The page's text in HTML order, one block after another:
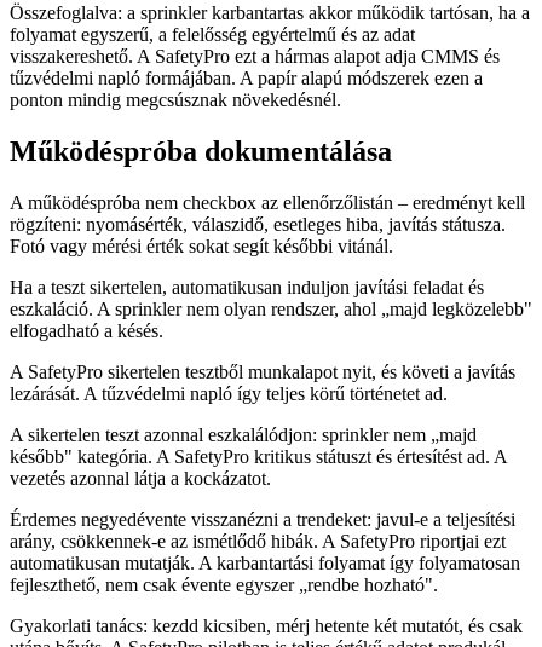
Összefoglalva: a sprinkler karbantartas akkor működik tartósan, ha a
folyamat egyszerű, a felelősség egyértelmű és az adat
visszakereshető. A SafetyPro ezt a hármas alapot adja CMMS és
tűzvédelmi napló formájában. A papír alapú módszerek ezen a
ponton mindig megcsúsznak növekedésnél.
Működéspróba dokumentálása
A működéspróba nem checkbox az ellenőrzőlistán – eredményt kell
rögzíteni: nyomásérték, válaszidő, esetleges hiba, javítás státusza.
Fotó vagy mérési érték sokat segít későbbi vitánál.
Ha a teszt sikertelen, automatikusan induljon javítási feladat és
eszkaláció. A sprinkler nem olyan rendszer, ahol „majd legközelebb"
elfogadható a késés.
A SafetyPro sikertelen tesztből munkalapot nyit, és követi a javítás
lezárását. A tűzvédelmi napló így teljes körű történetet ad.
A sikertelen teszt azonnal eszkalálódjon: sprinkler nem „majd
később" kategória. A SafetyPro kritikus státuszt és értesítést ad. A
vezetés azonnal látja a kockázatot.
Érdemes negyedévente visszanézni a trendeket: javul-e a teljesítési
arány, csökkennek-e az ismétlődő hibák. A SafetyPro riportjai ezt
automatikusan mutatják. A karbantartási folyamat így folyamatosan
fejleszthető, nem csak évente egyszer „rendbe hozható".
Gyakorlati tanács: kezdd kicsiben, mérj hetente két mutatót, és csak